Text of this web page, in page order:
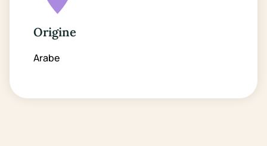
Origine
Arabe